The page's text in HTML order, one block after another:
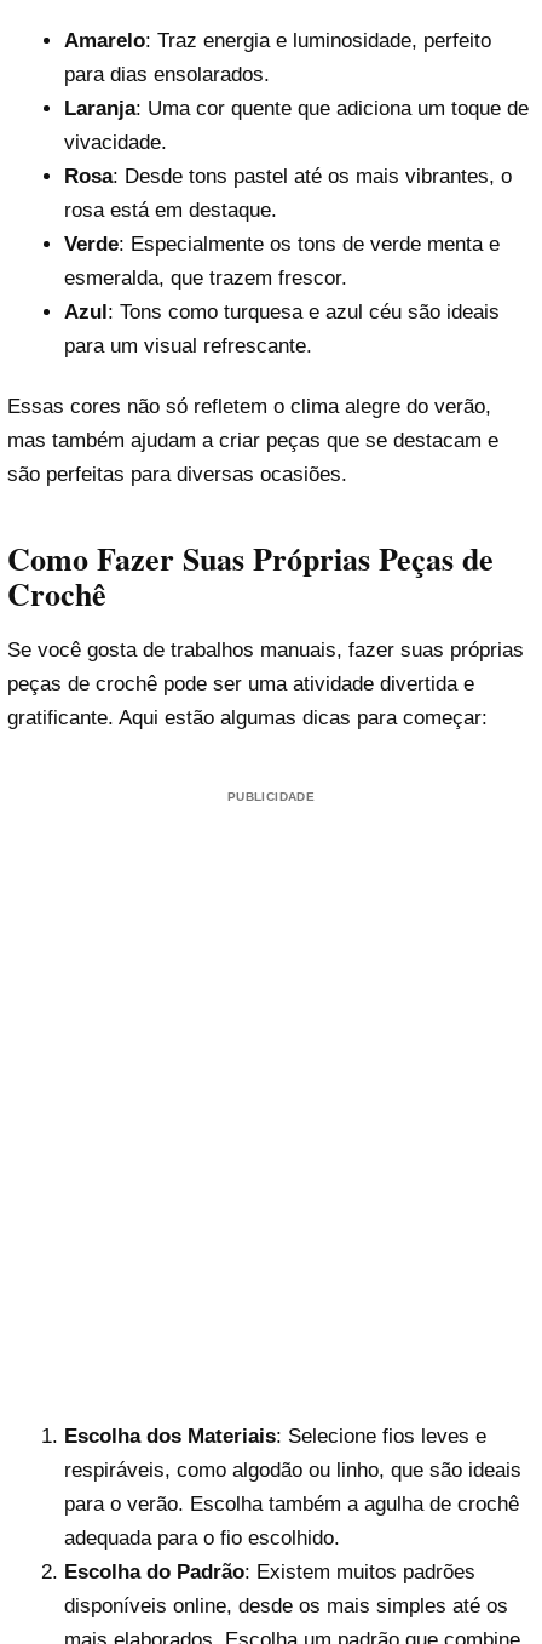
Amarelo: Traz energia e luminosidade, perfeito
para dias ensolarados.
Laranja: Uma cor quente que adiciona um toque de
vivacidade.
Rosa: Desde tons pastel até os mais vibrantes, o
rosa está em destaque.
Verde: Especialmente os tons de verde menta e
esmeralda, que trazem frescor.
Azul : Tons como turquesa e azul céu são ideais
para um visual refrescante.
Essas cores não só refletem o clima alegre do verão,
mas também ajudam a criar peças que se destacam e
são perfeitas para diversas ocasiões.
Como Fazer Suas Próprias Peças de
Crochê
Se você gosta de trabalhos manuais, fazer suas próprias
peças de crochê pode ser uma atividade divertida e
gratificante. Aqui estão algumas dicas para começar:
PUBLICIDADE
Escolha dos Materiais: Selecione fios leves e
respiráveis, como algodão ou linho, que são ideais
para o verão. Escolha também a agulha de crochê
adequada para o fio escolhido.
Escolha do Padrão: Existem muitos padrões
disponíveis online, desde os mais simples até os